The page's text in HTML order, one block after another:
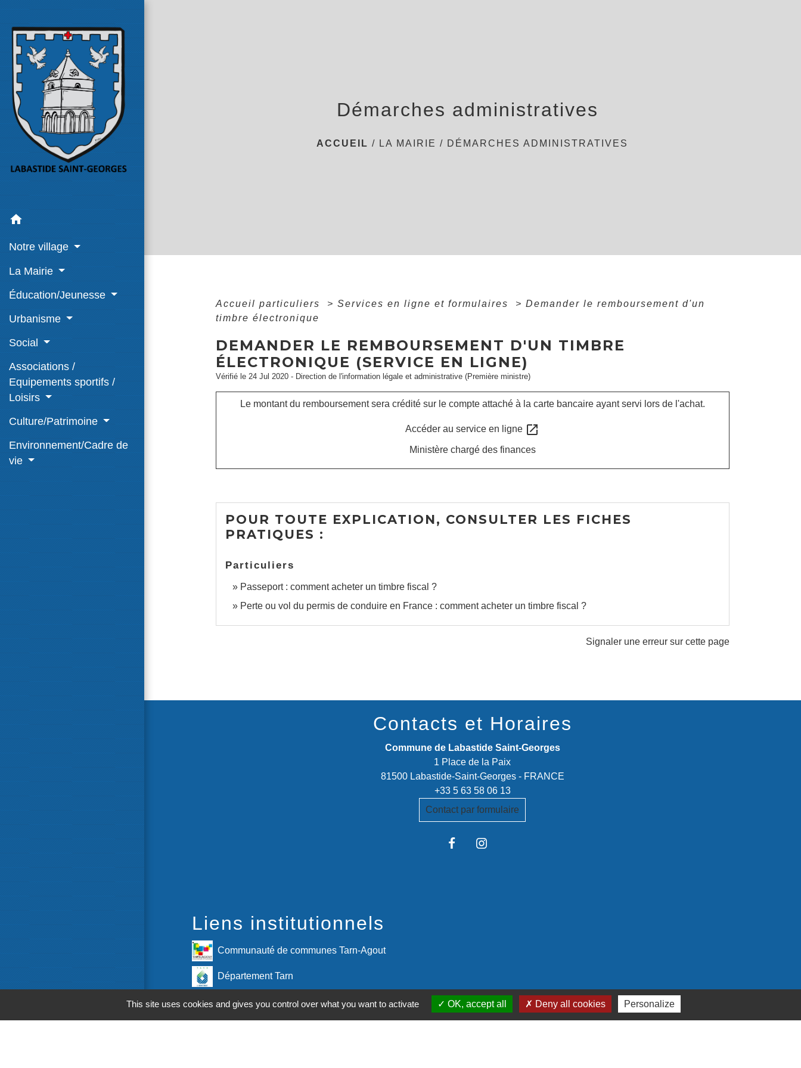
home
Notre village
La Mairie
Éducation/Jeunesse
Urbanisme
Social
Associations /
Equipements sportifs /
Loisirs
Culture/Patrimoine
Environnement/Cadre de
vie
Démarches administratives
ACCUEIL / LA MAIRIE / DÉMARCHES ADMINISTRATIVES
Accueil particuliers > Services en ligne et formulaires > Demander le remboursement d'un
timbre électronique
DEMANDER LE REMBOURSEMENT D'UN TIMBRE
ÉLECTRONIQUE (SERVICE EN LIGNE)
Vérifié le 24 Jul 2020 - Direction de l'information légale et administrative (Première ministre)
Le montant du remboursement sera crédité sur le compte attaché à la carte bancaire ayant servi lors de l'achat.
Accéder au service en ligne open_in_new
Ministère chargé des finances
POUR TOUTE EXPLICATION, CONSULTER LES FICHES
PRATIQUES :
Particuliers
Passeport : comment acheter un timbre fiscal ?
Perte ou vol du permis de conduire en France : comment acheter un timbre fiscal ?
Signaler une erreur sur cette page
Contacts et Horaires
Commune de Labastide Saint-Georges
1 Place de la Paix
81500 Labastide-Saint-Georges - FRANCE
+33 5 63 58 06 13
Contact par formulaire
Liens institutionnels
Communauté de communes Tarn-Agout
Département Tarn
Région Occitanie
This site uses cookies and gives you control over what you want to activate OK, accept all Deny all cookies Personalize